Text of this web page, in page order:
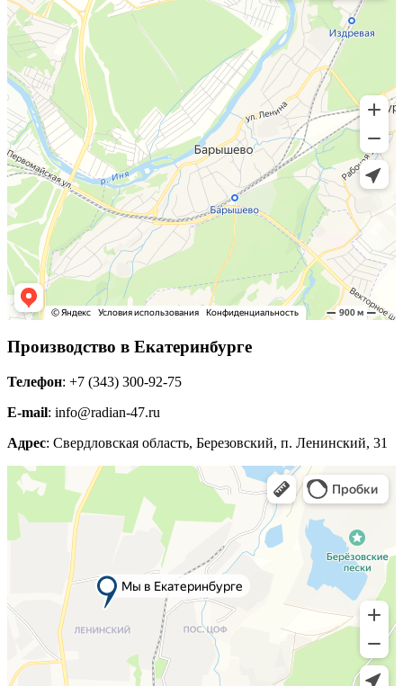
Производство в Екатеринбурге
Телефон: +7 (343) 300-92-75
E-mail: info@radian-47.ru
Адрес: Свердловская область, Березовский, п. Ленинский, 31